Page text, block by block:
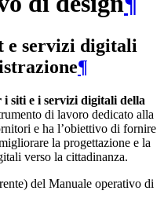
e servizi digitali
¶
siti e i servizi digitali della
di lavoro dedicato alla
e ha l’obiettivo di fornire
la progettazione e la
verso la cittadinanza.
del Manuale operativo di